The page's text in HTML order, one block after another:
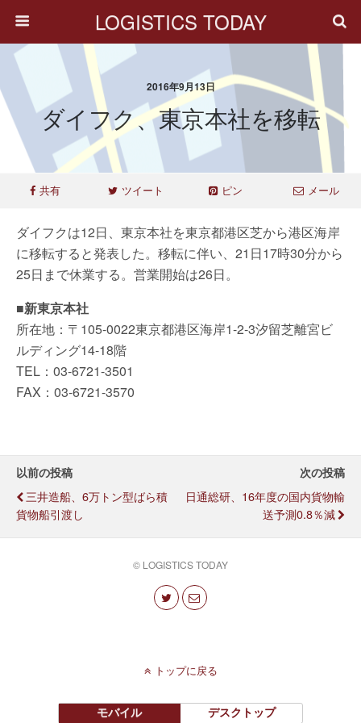
LOGISTICS TODAY
2016年9月13日
ダイフク、東京本社を移転
共有 ツイート ピン メール
ダイフクは12日、東京本社を東京都港区芝から港区海岸
に移転すると発表した。移転に伴い、21日17時30分から
25日まで休業する。営業開始は26日。
■新東京本社
所在地：〒105-0022東京都港区海岸1-2-3汐留芝離宮ビ
ルディング14-18階
TEL：03-6721-3501
FAX：03-6721-3570
以前の投稿
三井造船、6万トン型ばら積
貨物船引渡し
次の投稿
日通総研、16年度の国内貨物輸
送予測0.8％減
© LOGISTICS TODAY
トップに戻る
モバイル デスクトップ